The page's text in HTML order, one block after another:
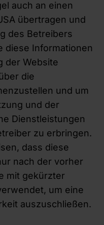
auch an einen
übertragen und
des Betreibers
diese Informationen
der Website
die
und um
und der
Dienstleistungen
zu erbringen.
dass diese
nach der vorher
mit gekürzter
um eine
auszuschließen.